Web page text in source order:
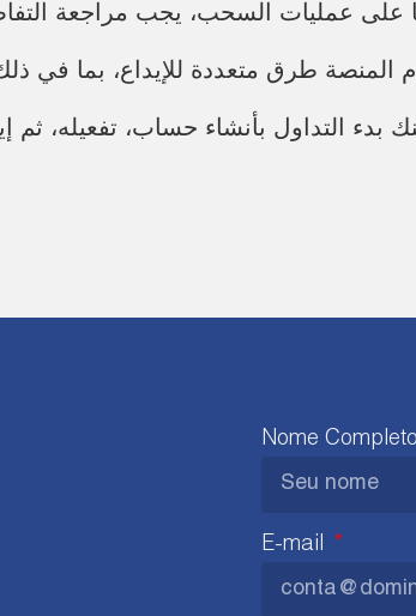
على عمليات السحب، يجب مراجعة
المنصة طرق متعددة للإيداع، بما في
بدء التداول بأنشاء حساب، تفعيله، ثم
Nome Completo
E-mail